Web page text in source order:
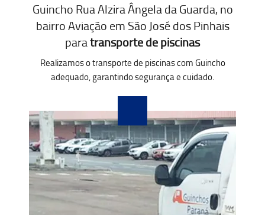
Guincho Rua Alzira Ângela da Guarda, no
bairro Aviação em São José dos Pinhais
paratransporte de piscinas
Realizamos o transporte de piscinas com Guincho
adequado, garantindo segurança e cuidado.